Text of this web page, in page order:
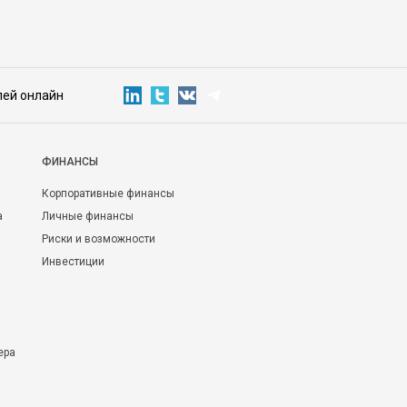
онлайн
ФИНАНСЫ
Корпоративные финансы
Личные финансы
Риски и возможности
Инвестиции